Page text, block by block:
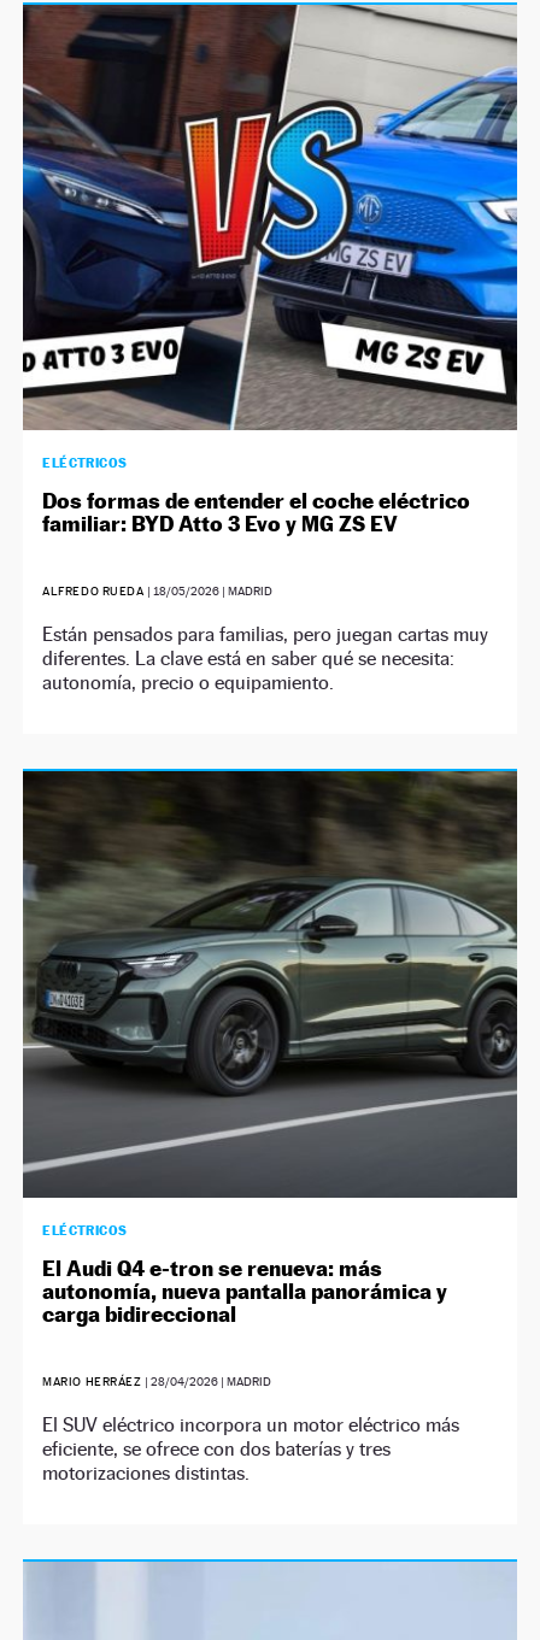
ELÉCTRICOS
Dos formas de entender el coche eléctrico
familiar: BYD Atto 3 Evo y MG ZS EV
ALFREDO RUEDA | 18/05/2026| MADRID
Están pensados para familias, pero juegan cartas muy
diferentes. La clave está en saber qué se necesita:
autonomía, precio o equipamiento.
ELÉCTRICOS
El Audi Q4 e-tron se renueva: más
autonomía, nueva pantalla panorámica y
carga bidireccional
MARIO HERRÁEZ | 28/04/2026| MADRID
El SUV eléctrico incorpora un motor eléctrico más
eficiente, se ofrece con dos baterías y tres
motorizaciones distintas.